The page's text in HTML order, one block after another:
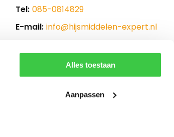
Alles toestaan
Aanpassen
Tel: 085-0814829
E-mail: info@hijsmiddelen-expert.nl